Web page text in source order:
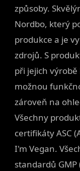
způsoby.
Nordbo, který
produkce a je
zdrojů. S
při jejich
možnou
zároveň na
Všechny
certifikáty ASC
I'm Vegan.
standardů